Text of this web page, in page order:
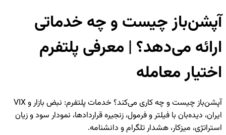
آپشن‌باز چیست و چه خدماتی
ارائه می‌دهد؟ | معرفی پلتفرم
اختیار معامله
آپشن‌باز چیست و چه کاری می‌کند؟ خدمات پلتفرم: نبض بازار و VIX
ایران، دیده‌بان با فیلتر و فرمول، زنجیره قراردادها، نمودار سود و زیان
استراتژی، میزکار، هشدار تلگرام و دانشنامه.